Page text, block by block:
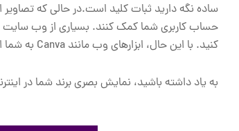
ساده نگه دارید ثبات کلید است.در حالی که
حساب کاربری شما کمک کنند. بسیاری از وب سایت
کنید. با این حال، ابزارهای وب مانند Canva به شما امکان می دهد تصاویر دلخواه خود را برای تبلیغ تخفیف، خرید و یا رقابت ها ایجاد کنید.
به یاد داشته باشید، نمایش بصری برند شما در